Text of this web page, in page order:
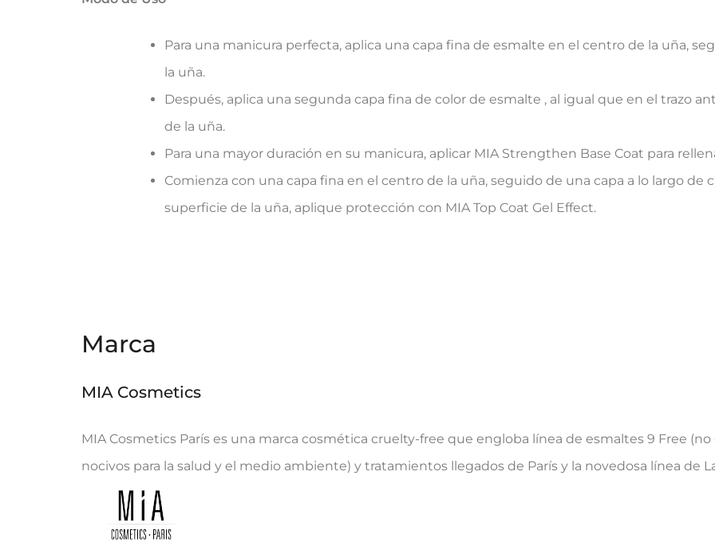
Para una manicura perfecta, aplica una capa fina de esmalte en el centro de la uña,
la uña.
Después, aplica una segunda capa fina de color de esmalte , al igual que en el trazo
de la uña.
Para una mayor duración en su manicura, aplicar MIA Strengthen Base Coat para
Comienza con una capa fina en el centro de la uña, seguido de una capa a lo largo de
superficie de la uña, aplique protección con MIA Top Coat Gel Effect.
Marca
MIA Cosmetics
MIA Cosmetics París es una marca cosmética cruelty-free que engloba línea de esmaltes 9 Free
nocivos para la salud y el medio ambiente) y tratamientos llegados de París y la novedosa línea de